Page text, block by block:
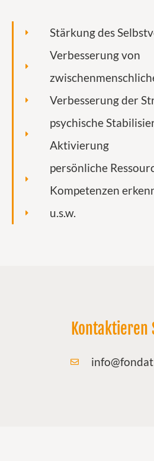
Stärkung des
Verbesserung von
Verbesserung der
psychische
Aktivierung
persönliche
Kompetenzen
u.s.w.
Kontaktieren